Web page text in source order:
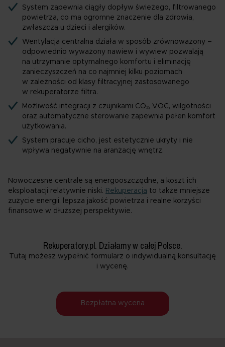
System zapewnia ciągły dopływ świeżego, filtrowanego
powietrza, co ma ogromne znaczenie dla zdrowia,
zwłaszcza u dzieci i alergików.
Wentylacja centralna działa w sposób zrównoważony –
odpowiednio wyważony nawiew i wywiew pozwalają
na utrzymanie optymalnego komfortu i eliminację
zanieczyszczeń na co najmniej kilku poziomach
w zależności od klasy filtracyjnej zastosowanego
w rekuperatorze filtra.
Możliwość integracji z czujnikami CO₂, VOC, wilgotności
oraz automatyczne sterowanie zapewnia pełen komfort
użytkowania.
System pracuje cicho, jest estetycznie ukryty i nie
wpływa negatywnie na aranżację wnętrz.
Nowoczesne centrale są energooszczędne, a koszt ich
eksploatacji relatywnie niski. Rekuperacja to także mniejsze
zużycie energii, lepsza jakość powietrza i realne korzyści
finansowe w dłuższej perspektywie.
Rekuperatory.pl. Działamy w całej Polsce.
Tutaj możesz wypełnić formularz o indywidualną konsultację
i wycenę.
Bezpłatna wycena